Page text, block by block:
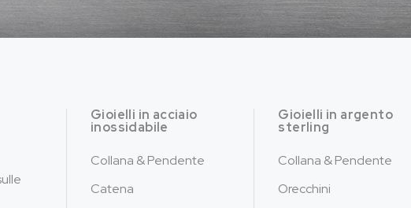
Gioielli in acciaio
inossidabile
Collana & Pendente
Catena
Gioielli in argento
sterling
Collana & Pendente
Orecchini